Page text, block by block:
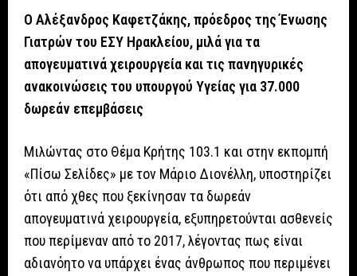
Ο Αλέξανδρος Καφετζάκης, πρόεδρος της Ένωσης
Γιατρών του ΕΣΥ Ηρακλείου, μιλά για τα
απογευματινά χειρουργεία και τις πανηγυρικές
ανακοινώσεις του υπουργού Υγείας για 37.000
δωρεάν επεμβάσεις
Μιλώντας στο Θέμα Κρήτης 103.1 και στην εκπομπή
«Πίσω Σελίδες» με τον Μάριο Διονέλλη, υποστηρίζει
ότι από χθες που ξεκίνησαν τα δωρεάν
απογευματινά χειρουργεία, εξυπηρετούνται ασθενείς
που περίμεναν από το 2017, λέγοντας πως είναι
αδιανόητο να υπάρχει ένας άνθρωπος που περιμένει